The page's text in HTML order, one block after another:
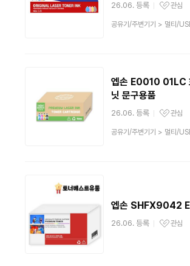
26.06. 등록
관심상품
관심
상
공유기/주변기기 > 멀티/
엡손 E0010 01LC
닛 문구용품
26.06. 등록
관심상품
관심
상
공유기/주변기기 > 멀티/
엡손 SHFX9042
26.06. 등록
관심상품
관심